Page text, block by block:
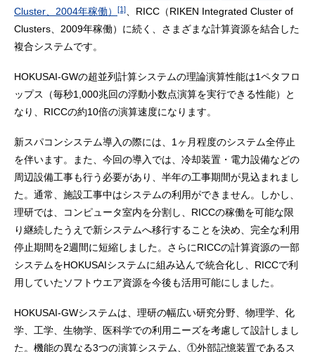
Cluster、2004年稼働）
[1]
、RICC（RIKEN Integrated Cluster of
Clusters、2009年稼働）に続く、さまざまな計算資源を結合した
複合システムです。
HOKUSAI-GWの超並列計算システムの理論演算性能は1ペタフロ
ップス（毎秒1,000兆回の浮動小数点演算を実行できる性能）と
なり、RICCの約10倍の演算速度になります。
新スパコンシステム導入の際には、1ヶ月程度のシステム全停止
を伴います。また、今回の導入では、冷却装置・電力設備などの
周辺設備工事も行う必要があり、半年の工事期間が見込まれまし
た。通常、施設工事中はシステムの利用ができません。しかし、
理研では、コンピュータ室内を分割し、RICCの稼働を可能な限
り継続したうえで新システムへ移行することを決め、完全な利用
停止期間を2週間に短縮しました。さらにRICCの計算資源の一部
システムをHOKUSAIシステムに組み込んで統合化し、RICCで利
用していたソフトウエア資源を今後も活用可能にしました。
HOKUSAI-GWシステムは、理研の幅広い研究分野、物理学、化
学、工学、生物学、医科学での利用ニーズを考慮して設計しまし
た。機能の異なる3つの演算システム、①外部記憶装置であるス